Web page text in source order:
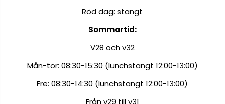
Röd dag: stängt
Sommartid:
V28 och v32
Mån-tor: 08:30-15:30 (lunchstängt 12:00-13:00)
Fre: 08:30-14:30 (lunchstängt 12:00-13:00)
Från v29 till v31